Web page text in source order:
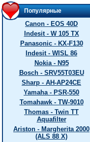
Популярные
Canon - EOS 40D
Indesit - W 105 TX
Panasonic - KX-F130
Indesit - WISL 86
Nokia - N95
Bosch - SRV55T03EU
Sharp - AH-AP24CE
Yamaha - PSR-550
Tomahawk - TW-9010
Thomas - Twin TT
Aquafilter
Ariston - Margherita 2000
(ALS 88 X)